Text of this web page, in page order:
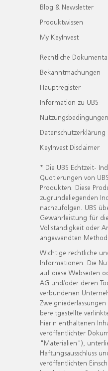
Blog & Newsletter
Produktwissen
My KeyInvest
Rechtliche
Bekanntmachungen
Hauptregister
Information zu UBS
Nutzungsbedingungen
Datenschutzerklärung
KeyInvest Disclaimer
* Die UBS Echtzeit-
Quotierungen von
Produkten. Diese
zugrundeliegenden
nachzufolgen. UBS
Gewährleistung für
Vollständigkeit oder
angewandten
Wichtige rechtliche
Informationen. Die
auf diese Webseiten
AG und/oder deren
verbundenen
bereitgestellte
hierin enthaltenen
veröffentlichter
"Materialien"),
Haftungsausschluss
veröffentlichten